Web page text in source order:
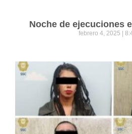
Noche de ejecuciones
febrero 4, 2025